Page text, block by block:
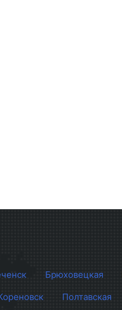
Брюховецкая
Полтавская